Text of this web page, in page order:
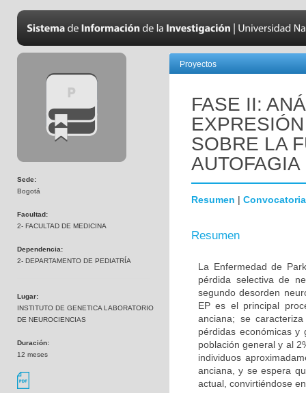
Sede:
Bogotá
Facultad:
2- FACULTAD DE MEDICINA
Dependencia:
2- DEPARTAMENTO DE PEDIATRÍA
Lugar:
INSTITUTO DE GENETICA LABORATORIO
DE NEUROCIENCIAS
Duración:
12 meses
Proyectos
FASE II:
SOBRE LA
Resumen | Convocatoria
Resumen
La Enfermedad de
pérdida selectiva de
segundo desorden
EP es el principal
anciana; se
pérdidas económicas y
población general y al
individuos
anciana, y se espera
actual, convirtiéndose